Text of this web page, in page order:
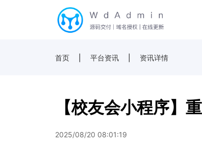
首页 平台资讯 资讯详情
【校友会小程序】
2025/08/20 08:01:19